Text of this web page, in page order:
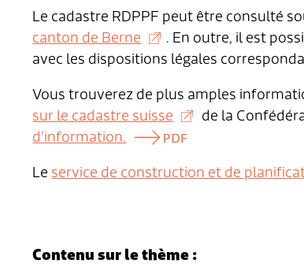
Le cadastre RDPPF peut être consulté
canton de Berne
. En outre, il est
avec les dispositions légales
Vous trouverez de plus amples
sur le cadastre suisse
de la
d’information.
Le service de construction et de
Contenu sur le thème :